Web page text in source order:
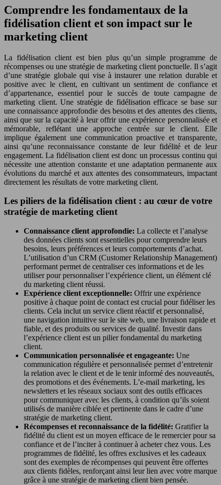
Comprendre les fondamentaux de la
fidélisation client et son impact sur le
marketing client
La fidélisation client est bien plus qu’un simple programme de
récompenses ou une stratégie de marketing client ponctuelle. Il s’agit
d’une stratégie globale qui vise à instaurer une relation durable et
positive avec le client, en cultivant un sentiment de confiance et
d’appartenance, essentiel pour le succès de toute campagne de
marketing client. Une stratégie de fidélisation efficace se base sur
une connaissance approfondie des besoins et des attentes des clients,
ainsi que sur la capacité à leur offrir une expérience personnalisée et
mémorable, reflétant une approche centrée sur le client. Elle
implique également une communication proactive et transparente,
ainsi qu’une reconnaissance constante de leur fidélité et de leur
engagement. La fidélisation client est donc un processus continu qui
nécessite une attention constante et une adaptation permanente aux
évolutions du marché et aux attentes des consommateurs, impactant
directement les résultats de votre marketing client.
Les piliers de la fidélisation client : au cœur de votre
stratégie de marketing client
Connaissance client approfondie: La collecte et l’analyse
des données clients sont essentielles pour comprendre leurs
besoins, leurs préférences et leurs comportements d’achat.
L’utilisation d’un CRM (Customer Relationship Management)
performant permet de centraliser ces informations et de les
utiliser pour personnaliser l’expérience client, un élément clé
du marketing client réussi.
Expérience client exceptionnelle: Offrir une expérience
positive à chaque point de contact est crucial pour fidéliser les
clients. Cela inclut un service client réactif et personnalisé,
une navigation intuitive sur le site web, une livraison rapide et
fiable, et des produits ou services de qualité. Investir dans
l’expérience client est un pilier fondamental du marketing
client.
Communication personnalisée et engageante: Une
communication régulière et personnalisée permet d’entretenir
la relation avec le client et de le tenir informé des nouveautés,
des promotions et des événements. L’e-mail marketing, les
newsletters et les réseaux sociaux sont des outils efficaces
pour communiquer avec les clients, à condition qu’ils soient
utilisés de manière ciblée et pertinente dans le cadre d’une
stratégie de marketing client.
Récompenses et reconnaissance de la fidélité: Gratifier la
fidélité du client est un moyen efficace de le remercier pour sa
confiance et de l’inciter à continuer à acheter chez vous. Les
programmes de fidélité, les offres exclusives et les cadeaux
sont des exemples de récompenses qui peuvent être offertes
aux clients fidèles, renforçant ainsi leur lien avec votre marque
grâce à une stratégie de marketing client bien pensée.